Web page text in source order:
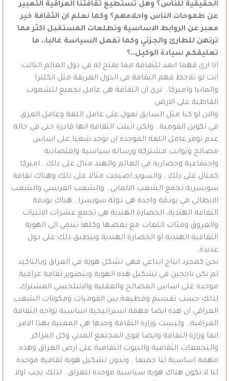
الحقيقية للناس؟ وهل تستطيع ثقافتنا العراقية التعبير
عن طموحات الناس واحلامهم؟ وكما نعلم ان الثقافة خير
معبر عن الروابط الاساسية وتطلعات المستقبل اكثر مما
ترتهن للطارئ والجزئي وكما تفعل السياسة غالبا.. ما
تعليقكم سيادة الوكيل..؟
انا ارى فهما ابعد للثقافة مما يمنح له في دول العالم الثالث:
انت لو تلاحظ فهم الثقافة في الدول العريقة مثل انكلترا
والمانيا واميركا.. ترى ان الثقافة هي عامل تجميع للشعوب
القاطنة على الارض..
والان لو كنا مثل السابق نعول على عامل اللغة وعامل العرق
في تكوين القومية.. ولكن اثبتت الثقافة انها قادرة حتى في حالة
عدم توفر عامل اللغة الموحدة ان توحد شعبا على اساس
مصالح وثوابت مشتركة ورسالة سياسية واقتصادية
واجتماعية وحضارية في العالم والهند مثال على ذلك.. اميركا
كمثال على ذلك.. والسويد اصبحت مثالا على ذلك وهناك ثقافة
سويسرية تجمع الشعب الالماني.. والشعب الفرنسي والشعب
الايطالي في بودقة واحدة هي دولة سويسرا.. هناك بودقة
الثقافة الهندية، الحضارة الهندية هي تجمع عشرات الاثنيات
والعروق ومئات اللغات مع بعضها وكلها تنتمي الى الهوية
الثقافية الهندية او الحضارة الهندية وينطبق ذلك على دول
عديدة..
نحن كمجرد انتاج ابداعي فهي تشكل هوية في العراق وبالتاكيد
لم نكن ناجحين في تشكيل هذه الهوية وبتصوير ثقافة عراقية
موحدة على اساس المصالح والعقلية والانتلجسي المشترك..
لذلك حسب تقسيم وقطيعة بين القوميات ومكونات الشعب
العراقي ان هذه ايضا مهمة استراتيجية اساسية تواجه الثقافة
العراقية.. وليست وزارة الثقافة وحدها هي المعنية بهذا الامر
انما وزارة الثقافة وايضا قوى المجتمع المدني وكل المراكز
والتجمعات الثقافية والبيوت الثقافية على ارض العراق وهذه
مهمة اساسية لنا جميعا.. وبدون تشكيل هوية ثقافية موحدة
لنا لا تكون هناك هوية سياسية موحدة للعراق.. لذلك يجب اولا